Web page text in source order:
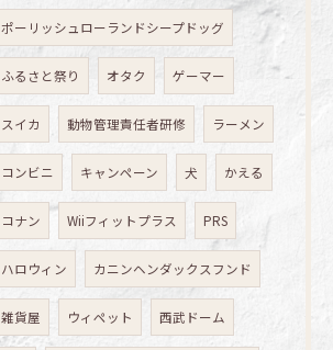
ポーリッシュローランドシープドッグ
ふるさと祭り オタク ゲーマー
スイカ 動物管理責任者研修 ラーメン
コンビニ キャンペーン 犬 かえる
コナン Wiiフィットプラス PRS
ハロウィン カニンヘンダックスフンド
雑貨屋 ウィペット 西武ドーム